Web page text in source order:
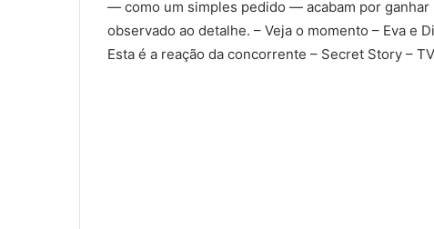
— como um simples pedido — acabam por
observado ao detalhe. – Veja o momento – Eva e
Esta é a reação da concorrente – Secret Story –